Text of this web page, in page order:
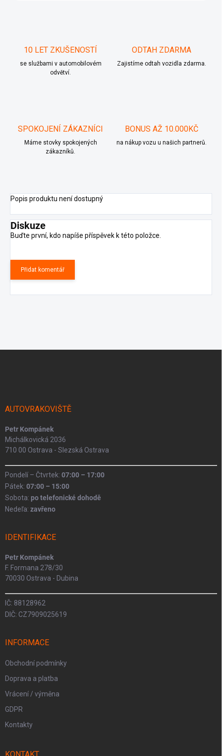
10 LET ZKUŠENOSTÍ
se službami v automobilovém
odvětví.
ODTAH ZDARMA
Zajistíme odtah vozidla zdarma.
SPOKOJENÍ ZÁKAZNÍCI
Máme stovky spokojených
zákazníků.
BONUS AŽ 10.000KČ
na nákup vozu u našich partnerů.
Popis produktu není dostupný
Diskuze
Buďte první, kdo napíše příspěvek k této položce.
Přidat komentář
AUTOVRAKOVIŠTĚ
Petr Kompánek
Michálkovická 2036
710 00 Ostrava - Slezská Ostrava
Pondelí – Čtvrtek: 07:00 – 17:00
Pátek: 07:00 – 15:00
Sobota: po telefonické dohodě
Nedeľa: zavřeno
IDENTIFIKACE
Petr Kompánek
F. Formana 278/30
70030 Ostrava - Dubina
IČ: 88128962
DIČ: CZ7909025619
INFORMACE
Obchodní podmínky
Doprava a platba
Vrácení / výměna
GDPR
Kontakty